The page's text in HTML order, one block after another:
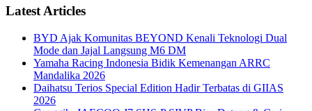
Latest Articles
BYD Ajak Komunitas BEYOND Kenali Teknologi Dual
Mode dan Jajal Langsung M6 DM
Yamaha Racing Indonesia Bidik Kemenangan ARRC
Mandalika 2026
Daihatsu Terios Special Edition Hadir Terbatas di GIIAS
2026